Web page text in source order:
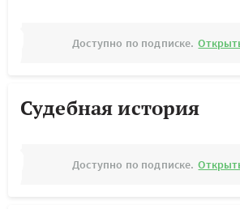
Доступно по подписке.
Судебная история
Доступно по подписке.